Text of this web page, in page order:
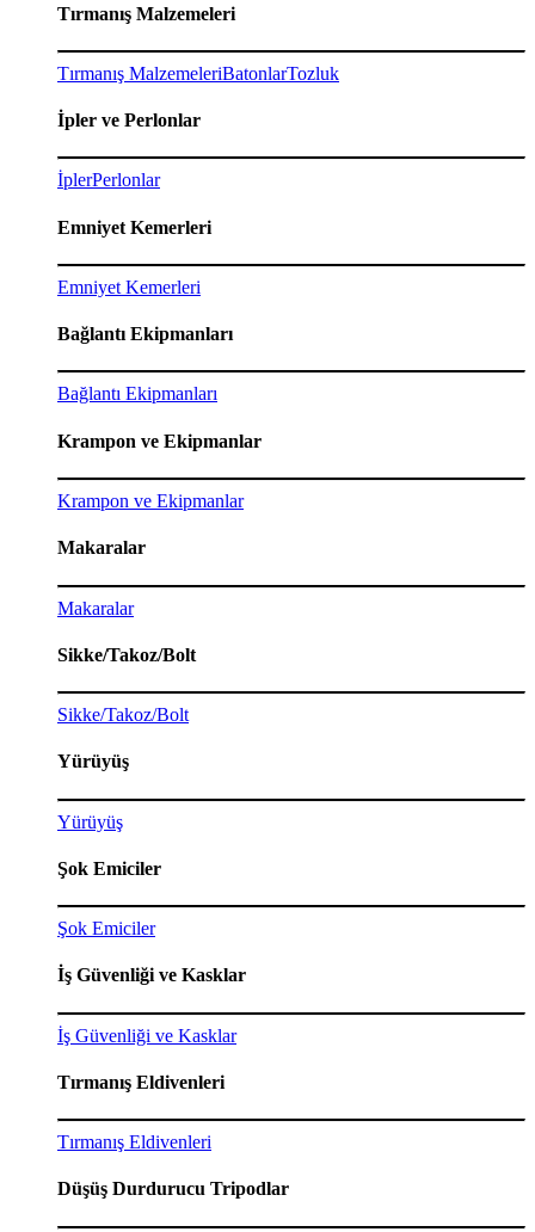
Tırmanış Malzemeleri
Tırmanış MalzemeleriBatonlarTozluk
İpler ve Perlonlar
İplerPerlonlar
Emniyet Kemerleri
Emniyet Kemerleri
Bağlantı Ekipmanları
Bağlantı Ekipmanları
Krampon ve Ekipmanlar
Krampon ve Ekipmanlar
Makaralar
Makaralar
Sikke/Takoz/Bolt
Sikke/Takoz/Bolt
Yürüyüş
Yürüyüş
Şok Emiciler
Şok Emiciler
İş Güvenliği ve Kasklar
İş Güvenliği ve Kasklar
Tırmanış Eldivenleri
Tırmanış Eldivenleri
Düşüş Durdurucu Tripodlar